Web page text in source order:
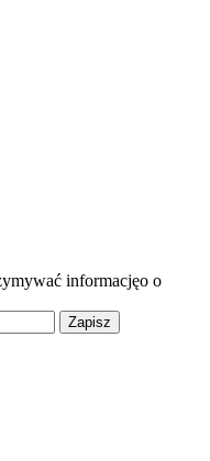
informacjęo o
Zapisz